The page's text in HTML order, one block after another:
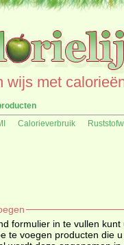
wijs met
Calorieverbruik
formulier in te vullen
te voegen producten die